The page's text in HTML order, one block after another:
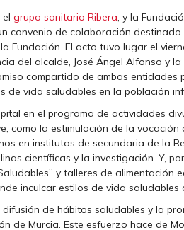
grupo sanitario Ribera, y la
convenio de colaboración
El acto tuvo lugar el
del alcalde, José Ángel Alfonso y
compartido de ambas entidades
de vida saludables en la población
en el programa de actividades
como la estimulación de la vocación
en institutos de secundaria de la
científicas y la investigación. Y,
y talleres de alimentación
inculcar estilos de vida
difusión de hábitos saludables y la
de Murcia. Este esfuerzo hace de